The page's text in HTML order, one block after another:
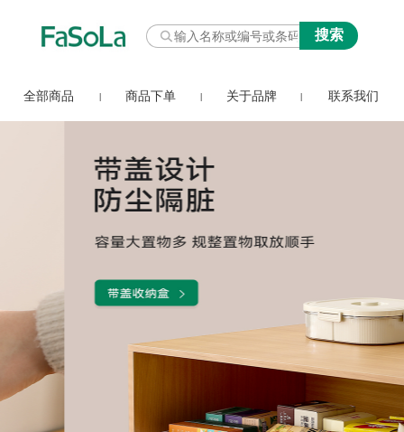
全部商品 商品下单 关于品牌 联系我们